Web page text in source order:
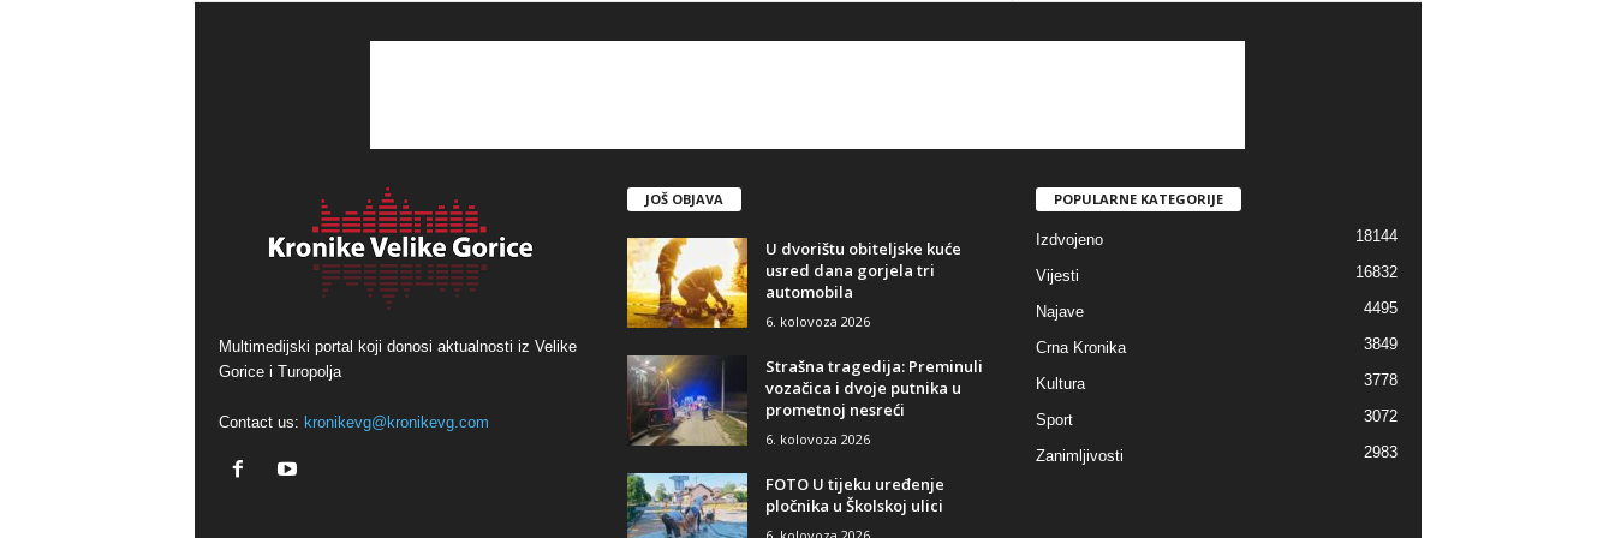
Multimedijski portal koji donosi aktualnosti iz Velike
Gorice i Turopolja
Contact us: kronikevg@kronikevg.com
JOŠ OBJAVA
U dvorištu obiteljske kuće
usred dana gorjela tri
automobila
6. kolovoza 2026
Strašna tragedija: Preminuli
vozačica i dvoje putnika u
prometnoj nesreći
6. kolovoza 2026
FOTO U tijeku uređenje
pločnika u Školskoj ulici
POPULARNE KATEGORIJE
Izdvojeno 18144
Vijesti 16832
Najave 4495
Crna Kronika 3849
Kultura 3778
Sport 3072
Zanimljivosti 2983